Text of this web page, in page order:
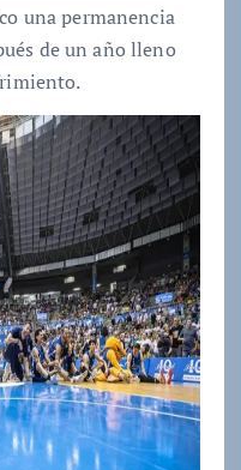
una permanencia
de un año lleno